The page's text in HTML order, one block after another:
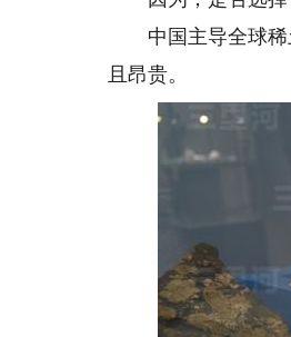
中国主导全球稀土
且昂贵。